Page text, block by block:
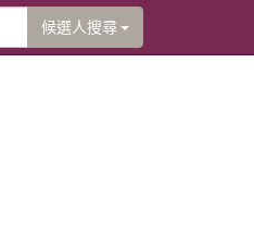
候選人搜尋